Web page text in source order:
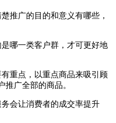
推广的目的和意义有哪些，
哪一类客户群，才可更好地
重点，以重点商品来吸引顾
推广全部的商品。
会让消费者的成交率提升